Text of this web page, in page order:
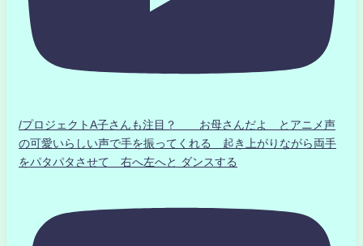
/プロジェクトA子さんも注目？ お母さんだよ とアニメ声
の可愛いらしい声で手を振ってくれる 起き上がりながら両手
をパタパタさせて 右へ左へと ダンスする